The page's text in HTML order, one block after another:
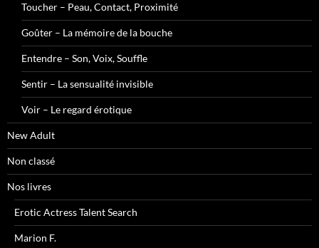
Toucher – Peau, Contact, Proximité
Goûter – La mémoire de la bouche
Entendre – Son, Voix, Souffle
Sentir – La sensualité invisible
Voir – Le regard érotique
New Adult
Non classé
Nos livres
Erotic Actress Talent Search
Marion F.